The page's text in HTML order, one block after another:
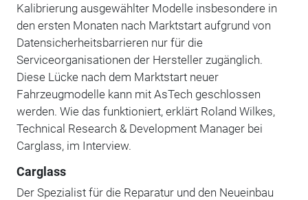
Kalibrierung ausgewählter Modelle insbesondere in
den ersten Monaten nach Marktstart aufgrund von
Datensicherheitsbarrieren nur für die
Serviceorganisationen der Hersteller zugänglich.
Diese Lücke nach dem Marktstart neuer
Fahrzeugmodelle kann mit AsTech geschlossen
werden. Wie das funktioniert, erklärt Roland Wilkes,
Technical Research & Development Manager bei
Carglass, im Interview.
Carglass
Der Spezialist für die Reparatur und den Neueinbau